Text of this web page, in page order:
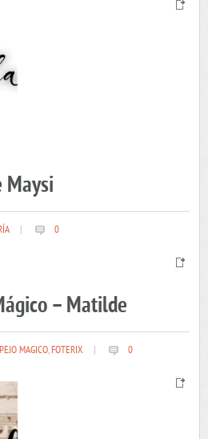
Maysi
0
– Matilde
MAGICO,FOTERIX 0